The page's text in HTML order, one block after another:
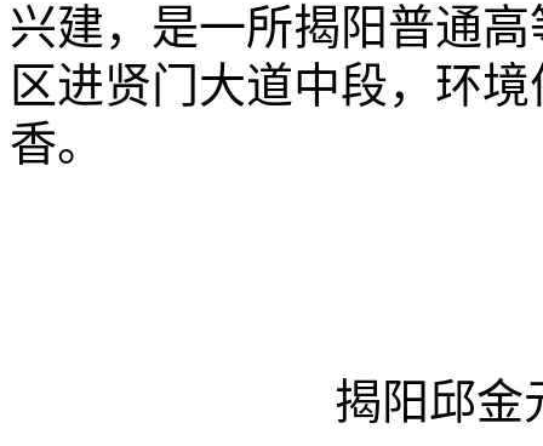
兴建，是一所揭阳普通
区进贤门大道中段，环
香。
揭阳邱金